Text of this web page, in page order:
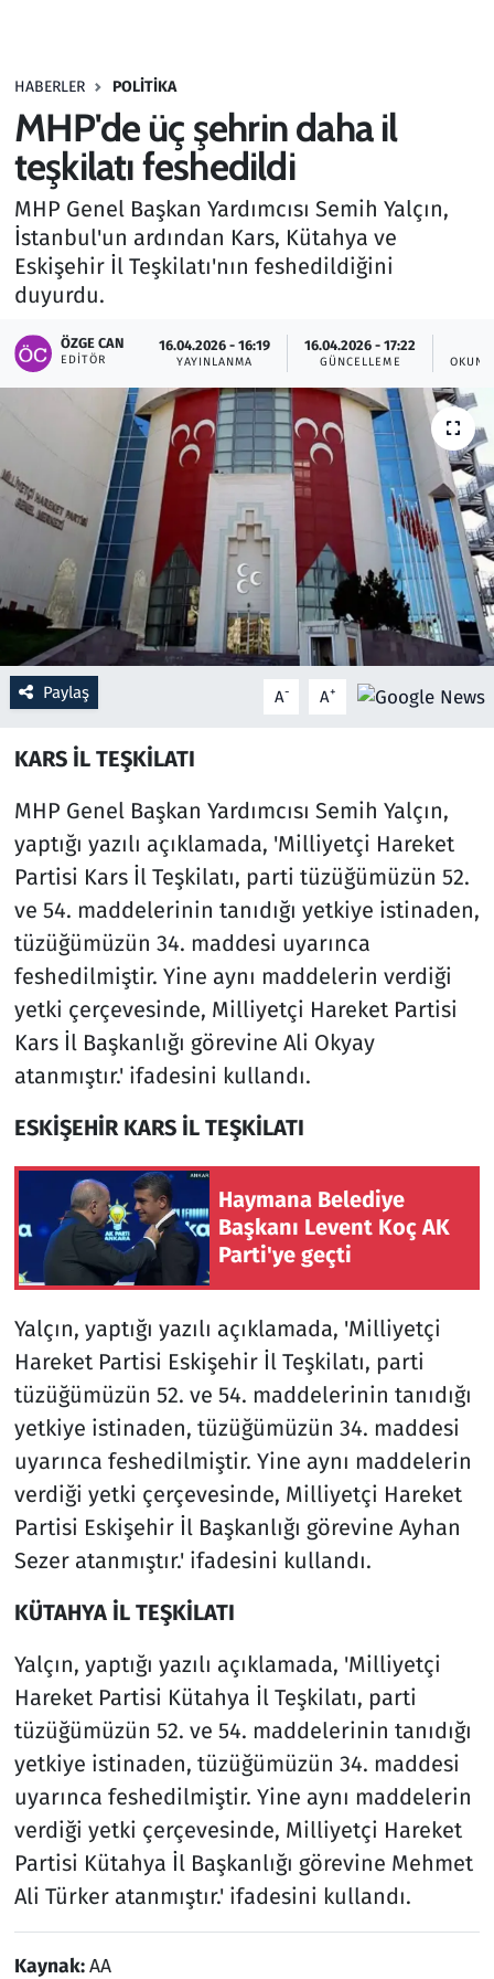
HABERLER POLITIKA
MHP'de üç şehrin daha il
teşkilatı feshedildi
MHP Genel Başkan Yardımcısı Semih Yalçın,
İstanbul'un ardından Kars, Kütahya ve
Eskişehir İl Teşkilatı'nın feshedildiğini
duyurdu.
ÖZGE CAN
EDITÖR
16.04.2026 - 16:19
YAYINLANMA
16.04.2026 - 17:22
GÜNCELLEME
Paylaş A- A+
KARS İL TEŞKİLATI
MHP Genel Başkan Yardımcısı Semih Yalçın,
yaptığı yazılı açıklamada, 'Milliyetçi Hareket
Partisi Kars İl Teşkilatı, parti tüzüğümüzün 52.
ve 54. maddelerinin tanıdığı yetkiye istinaden,
tüzüğümüzün 34. maddesi uyarınca
feshedilmiştir. Yine aynı maddelerin verdiği
yetki çerçevesinde, Milliyetçi Hareket Partisi
Kars İl Başkanlığı görevine Ali Okyay
atanmıştır.' ifadesini kullandı.
ESKİŞEHİR KARS İL TEŞKİLATI
Haymana Belediye
Başkanı Levent Koç AK
Parti'ye geçti
Yalçın, yaptığı yazılı açıklamada, 'Milliyetçi
Hareket Partisi Eskişehir İl Teşkilatı, parti
tüzüğümüzün 52. ve 54. maddelerinin tanıdığı
yetkiye istinaden, tüzüğümüzün 34. maddesi
uyarınca feshedilmiştir. Yine aynı maddelerin
verdiği yetki çerçevesinde, Milliyetçi Hareket
Partisi Eskişehir İl Başkanlığı görevine Ayhan
Sezer atanmıştır.' ifadesini kullandı.
KÜTAHYA İL TEŞKİLATI
Yalçın, yaptığı yazılı açıklamada, 'Milliyetçi
Hareket Partisi Kütahya İl Teşkilatı, parti
tüzüğümüzün 52. ve 54. maddelerinin tanıdığı
yetkiye istinaden, tüzüğümüzün 34. maddesi
uyarınca feshedilmiştir. Yine aynı maddelerin
verdiği yetki çerçevesinde, Milliyetçi Hareket
Partisi Kütahya İl Başkanlığı görevine Mehmet
Ali Türker atanmıştır.' ifadesini kullandı.
Kaynak:AA
Haber
Kültür Sanat
Kurumsal Haberler
Lezzet Durağı
Ramazan
Resmi İlanlar
Rüya Tabirleri
Sağlık
Savunma Sanayi
Seçim 2023
Teknoloji ve Bilim
Televizyon